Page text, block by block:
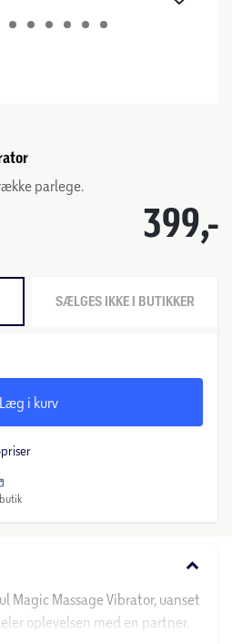
parlege.
399,-
SÆLGES IKKE I BUTIKKER
Læg i kurv
keyboard_arrow_down
Magic Massage Vibrator, uanset
oplevelsen med en partner.